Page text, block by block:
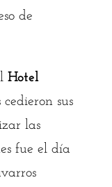
de
Hotel
cedieron sus
las
fue el día